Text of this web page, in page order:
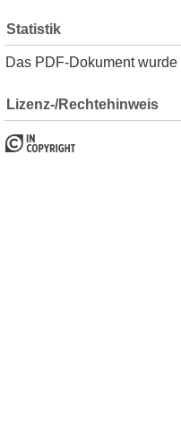
Statistik
Das PDF-Dokument wurde
Lizenz-/Rechtehinweis